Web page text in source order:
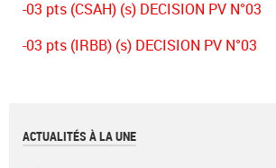
-03 pts (CSAH) (s) DECISION PV N°03
-03 pts (IRBB) (s) DECISION PV N°03
ACTUALITÉS À LA UNE